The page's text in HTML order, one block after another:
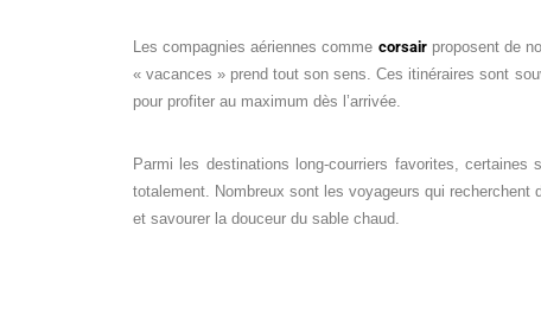
Les compagnies aériennes comme corsair proposent de
« vacances » prend tout son sens. Ces itinéraires sont
pour profiter au maximum dès l’arrivée.
Parmi les destinations long-courriers favorites,
totalement. Nombreux sont les voyageurs qui
et savourer la douceur du sable chaud.